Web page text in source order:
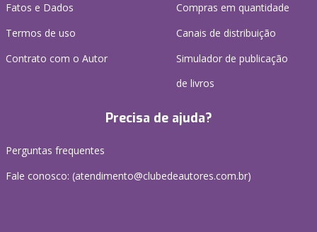
Fatos e Dados
Termos de uso
Contrato com o Autor
Compras em quantidade
Canais de distribuição
Simulador de publicação
de livros
Precisa de ajuda?
Perguntas frequentes
Fale conosco: (atendimento@clubedeautores.com.br)